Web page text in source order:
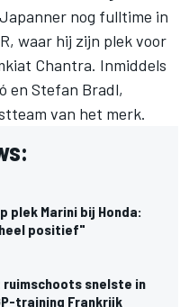
nog fulltime in
, waar hij zijn plek voor
Chantra. Inmiddels
en Stefan Bradl,
van het merk.
plek Marini bij Honda:
positief"
ruimschoots snelste in
training Frankrijk